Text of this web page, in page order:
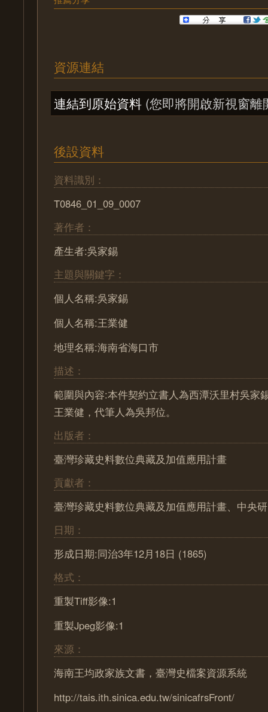
資源連結
連結到原始資料 (您即將開啟新視窗離
後設資料
資料識別：
T0846_01_09_0007
著作者：
產生者:吳家錫
主題與關鍵字：
個人名稱:吳家錫
個人名稱:王業健
地理名稱:海南省海口市
描述：
範圍與內容:本件契約立書人為西潭沃里村吳家
王業健，代筆人為吳邦位。
出版者：
臺灣珍藏史料數位典藏及加值應用計畫
貢獻者：
臺灣珍藏史料數位典藏及加值應用計畫、中央
日期：
形成日期:同治3年12月18日 (1865)
格式：
重製Tiff影像:1
重製Jpeg影像:1
來源：
海南王均政家族文書，臺灣史檔案資源系統
http://tais.ith.sinica.edu.tw/sinicafrsFront/